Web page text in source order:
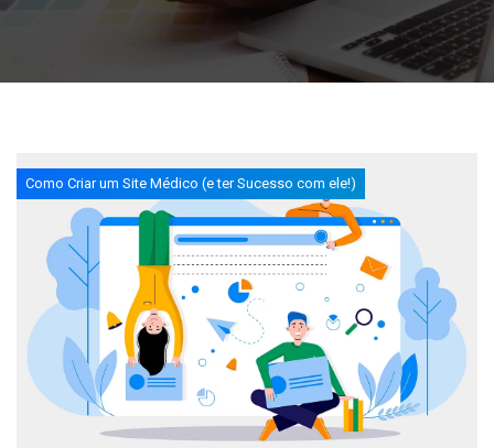
Como Criar um Site Médico (e ter Sucesso com ele!)